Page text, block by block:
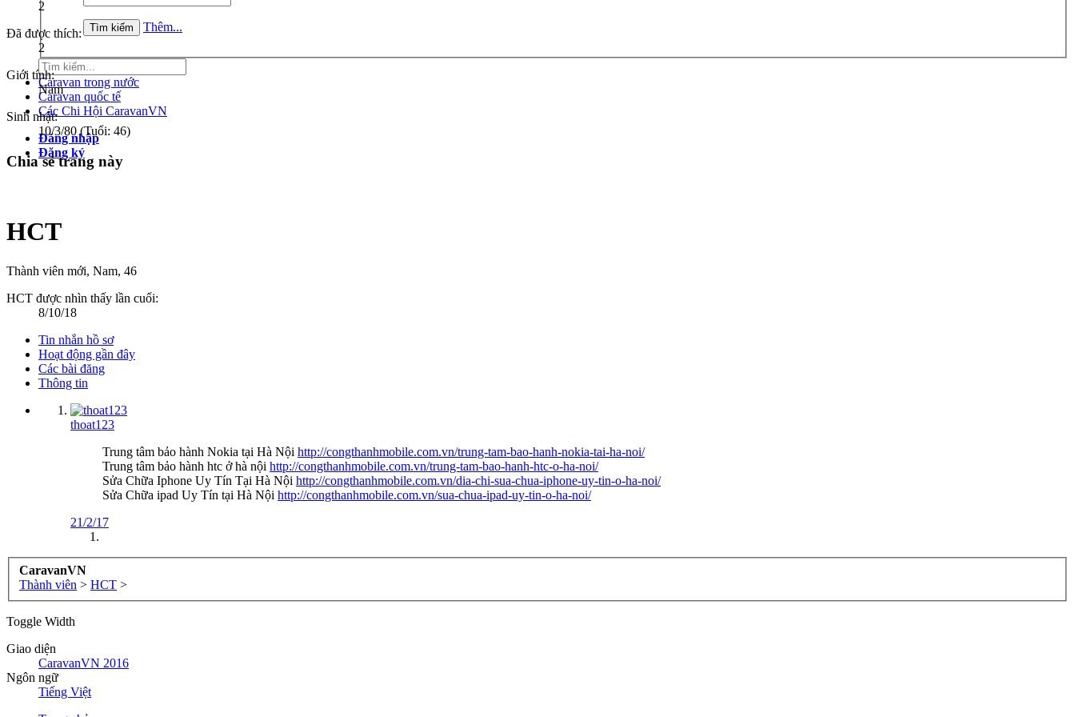
Thêm...
Caravan trong nước
Caravan quốc tế
Các Chi Hội CaravanVN
Đăng nhập
Đăng ký
2
Đã được thích:
2
Giới tính:
Nam
Sinh nhật:
10/3/80 (Tuổi: 46)
Chia sẻ trang này
HCT
Thành viên mới, Nam, 46
HCT được nhìn thấy lần cuối:
8/10/18
Tin nhắn hồ sơ
Hoạt động gần đây
Các bài đăng
Thông tin
thoat123
Trung tâm bảo hành Nokia tại Hà Nội http://congthanhmobile.com.vn/trung-tam-bao-hanh-nokia-tai-ha-noi/
Trung tâm bảo hành htc ở hà nội http://congthanhmobile.com.vn/trung-tam-bao-hanh-htc-o-ha-noi/
Sửa Chữa Iphone Uy Tín Tại Hà Nội http://congthanhmobile.com.vn/dia-chi-sua-chua-iphone-uy-tin-o-ha-noi/
Sửa Chữa ipad Uy Tín tại Hà Nội http://congthanhmobile.com.vn/sua-chua-ipad-uy-tin-o-ha-noi/
21/2/17
CaravanVN
Thành viên > HCT >
Toggle Width
Giao diện
CaravanVN 2016
Ngôn ngữ
Tiếng Việt